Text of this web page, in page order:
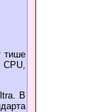
тише
В